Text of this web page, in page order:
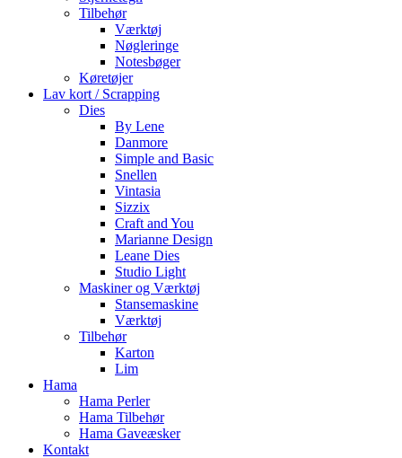
Tilbehør
Værktøj
Nøgleringe
Notesbøger
Køretøjer
Lav kort / Scrapping
Dies
By Lene
Danmore
Simple and Basic
Snellen
Vintasia
Sizzix
Craft and You
Marianne Design
Leane Dies
Studio Light
Maskiner og Værktøj
Stansemaskine
Værktøj
Tilbehør
Karton
Lim
Hama
Hama Perler
Hama Tilbehør
Hama Gaveæsker
Kontakt